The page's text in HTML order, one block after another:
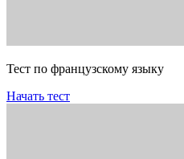
Тест по французскому языку
Начать тест